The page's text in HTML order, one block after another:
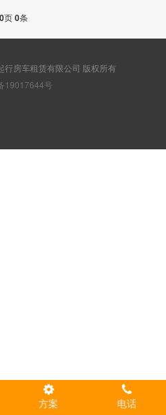
页0条
房车租赁有限公司 版权所有
19017644号
方案 电话